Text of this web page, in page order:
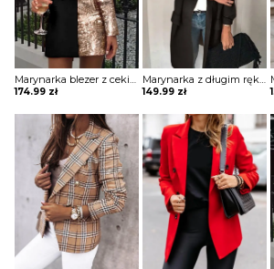
Marynarka blezer z cekinami colorblock długim rękawem Ghida
174.99 zł
Marynarka z długim rękawem solidnymi kieszeniami kurtka Persis
149.99 zł